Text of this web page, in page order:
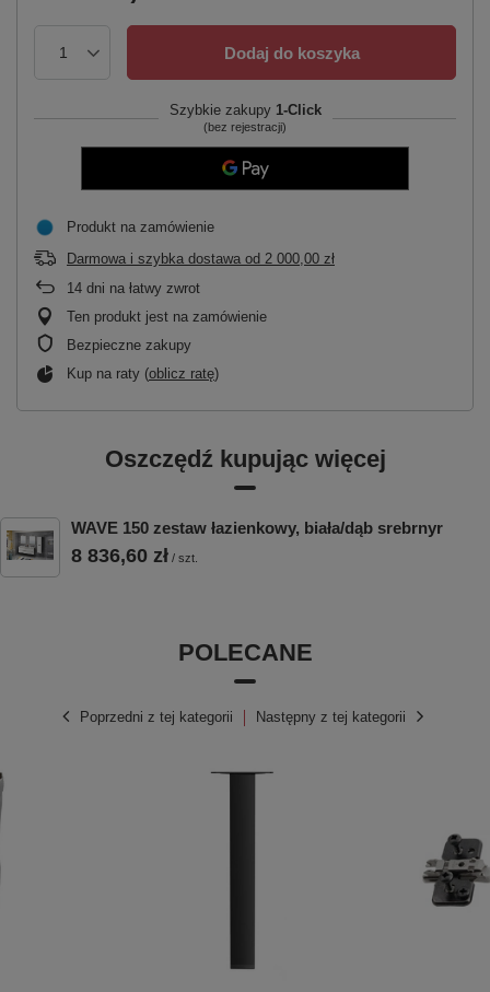
Dodaj do koszyka
Szybkie zakupy 1-Click
(bez rejestracji)
Produkt na zamówienie
Darmowa i szybka dostawa od 2 000,00 zł
14 dni na łatwy zwrot
Ten produkt jest na zamówienie
Bezpieczne zakupy
Kup na raty (oblicz ratę)
Oszczędź kupując więcej
WAVE 150 zestaw łazienkowy, biała/dąb srebrnyr
8 836,60 zł / szt.
POLECANE
Poprzedni z tej kategorii Następny z tej kategorii